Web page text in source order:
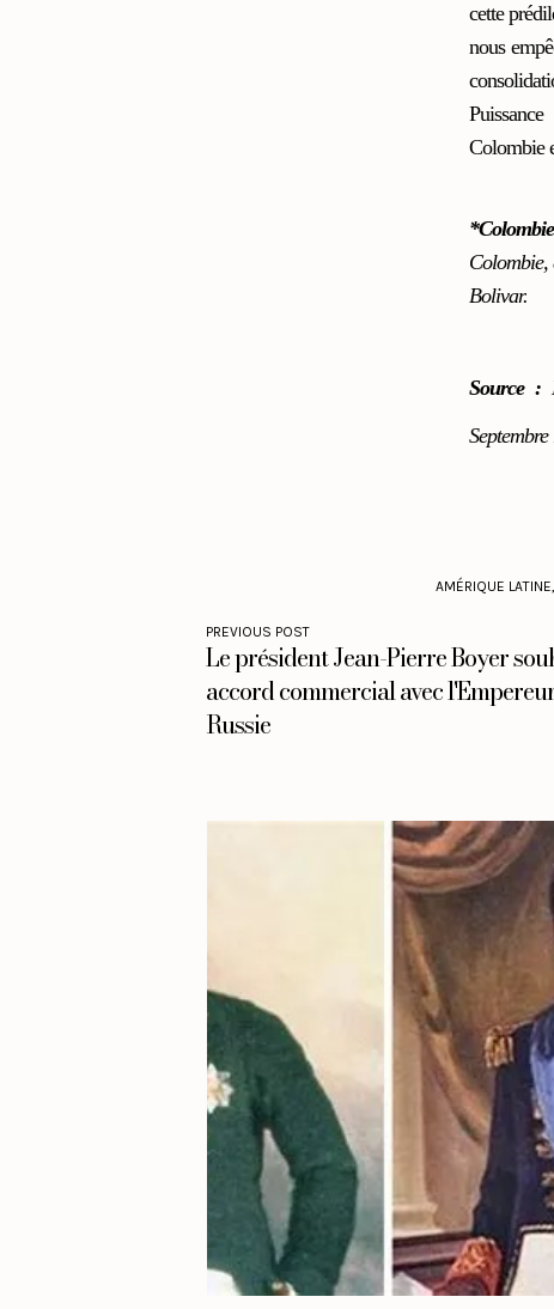
cette
nous
Colombie
Colombie,
Bolivar.
Source :
AMÉRIQUE LATINE,
PREVIOUS POST
Le président Jean-Pierre Boyer
accord commercial avec
Russie